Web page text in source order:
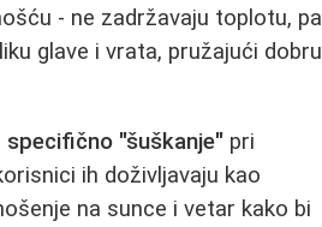
- ne zadržavaju toplotu, pa
glave i vrata, pružajući dobru
specifično "šuškanje" pri
ih doživljavaju kao
na sunce i vetar kako bi